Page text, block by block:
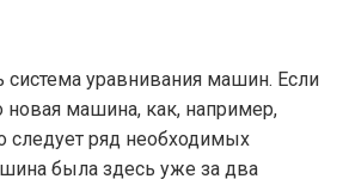
система уравнивания машин. Если
новая машина, как, например,
следует ряд необходимых
была здесь уже за два